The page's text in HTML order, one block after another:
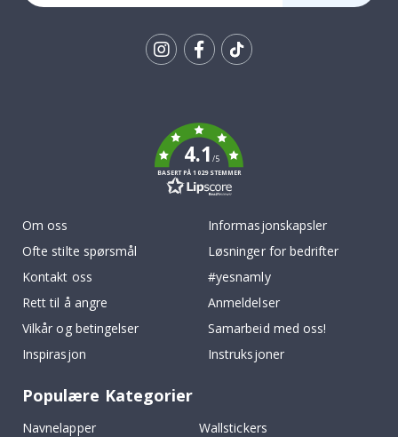
4.1/5
BASERT PÅ 1029 STEMMER
Om oss
Ofte stilte spørsmål
Kontakt oss
Rett til å angre
Vilkår og betingelser
Inspirasjon
Informasjonskapsler
Løsninger for bedrifter
#yesnamly
Anmeldelser
Samarbeid med oss!
Instruksjoner
Populære Kategorier
Navnelapper
Wallstickers